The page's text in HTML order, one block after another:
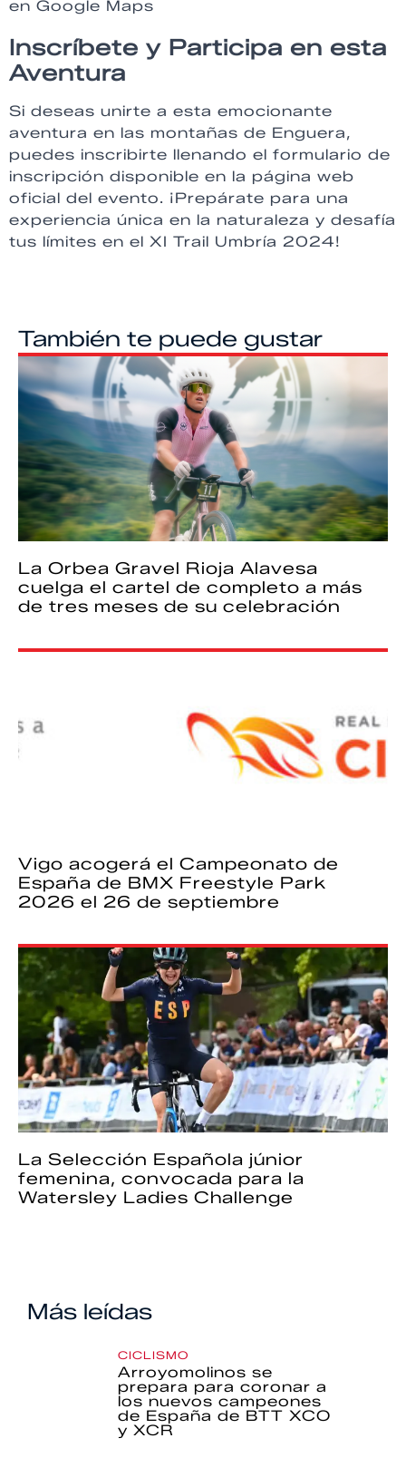
en Google Maps
Inscríbete y Participa en esta
Aventura
Si deseas unirte a esta emocionante
aventura en las montañas de Enguera,
puedes inscribirte llenando el formulario de
inscripción disponible en la página web
oficial del evento. ¡Prepárate para una
experiencia única en la naturaleza y desafía
tus límites en el XI Trail Umbría 2024!
También te puede gustar
La Orbea Gravel Rioja Alavesa
cuelga el cartel de completo a más
de tres meses de su celebración
Vigo acogerá el Campeonato de
España de BMX Freestyle Park
2026 el 26 de septiembre
La Selección Española júnior
femenina, convocada para la
Watersley Ladies Challenge
Más leídas
CICLISMO
Arroyomolinos se
prepara para coronar a
los nuevos campeones
de España de BTT XCO
y XCR